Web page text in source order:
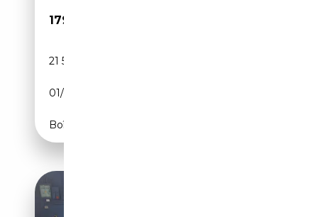
179 900€
21 500 km
01/2020
Boîte automatique